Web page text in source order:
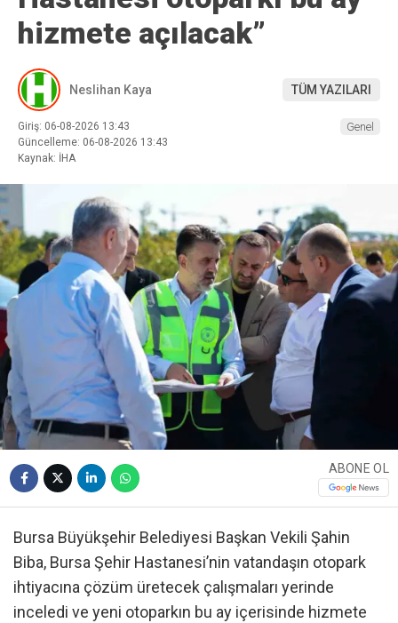
hizmete açılacak”
Neslihan Kaya TÜM YAZILARI
Giriş: 06-08-2026 13:43
Güncelleme: 06-08-2026 13:43
Kaynak: İHA
Genel
ABONE OL
Bursa Büyükşehir Belediyesi Başkan Vekili Şahin
Biba, Bursa Şehir Hastanesi’nin vatandaşın otopark
ihtiyacına çözüm üretecek çalışmaları yerinde
inceledi ve yeni otoparkın bu ay içerisinde hizmete